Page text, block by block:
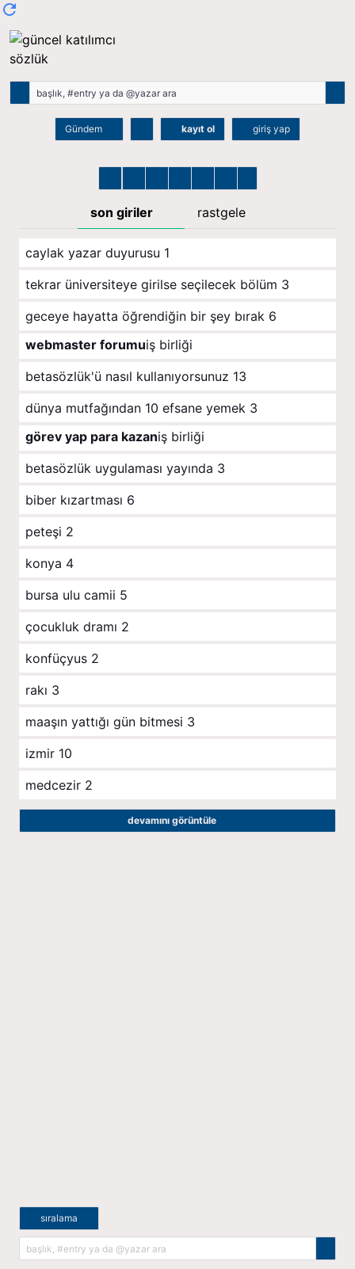
Gündem kayıt ol giriş yap
son giriler rastgele
caylak yazar duyurusu 1
tekrar üniversiteye girilse seçilecek bölüm 3
geceye hayatta öğrendiğin bir şey bırak 6
webmaster forumuiş birliği
betasözlük'ü nasıl kullanıyorsunuz 13
dünya mutfağından 10 efsane yemek 3
görev yap para kazaniş birliği
betasözlük uygulaması yayında 3
biber kızartması 6
peteşi 2
konya 4
bursa ulu camii 5
çocukluk dramı 2
konfüçyus 2
rakı 3
maaşın yattığı gün bitmesi 3
izmir 10
medcezir 2
devamını görüntüle
sıralama